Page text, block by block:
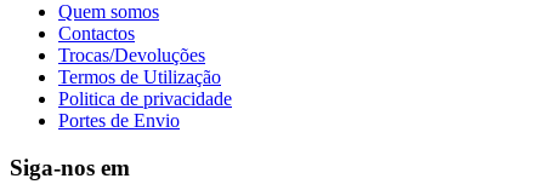
Quem somos
Contactos
Trocas/Devoluções
Termos de Utilização
Politica de privacidade
Portes de Envio
Siga-nos em